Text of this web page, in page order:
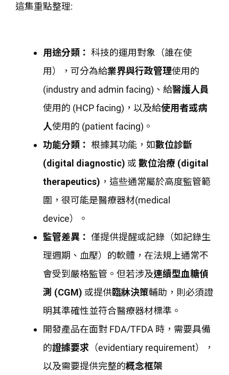
這集重點整理:
用途分類： 科技的運用對象（誰在使
用），可分為給業界與行政管理使用的
(industry and admin facing)、給醫護人員
使用的 (HCP facing)，以及給使用者或病
人使用的 (patient facing)。
功能分類： 根據其功能，如數位診斷
(digital diagnostic) 或 數位治療 (digital
therapeutics) ，這些通常屬於高度監管範
圍，很可能是醫療器材(medical
device）。
監管差異： 僅提供提醒或記錄（如記錄生
理週期、血壓）的軟體，在法規上通常不
會受到嚴格監管。但若涉及連續型血糖偵
測 (CGM) 或提供臨牀決策輔助，則必須證
明其準確性並符合醫療器材標準。
開發產品在面對 FDA/TFDA 時，需要具備
的證據要求 （evidentiary requirement），
以及需要提供完整的概念框架